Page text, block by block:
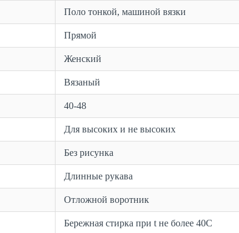
Поло тонкой, машиной вязки
Прямой
Женский
Вязаный
40-48
Для высоких и не высоких
Без рисунка
Длинные рукава
Отложной воротник
Бережная стирка при t не более 40С